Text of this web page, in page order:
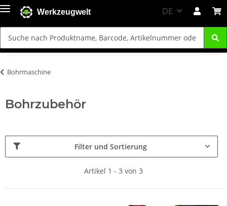
Werkzeugwelt DE
Bohrmaschine
Bohrzubehör
Filter und Sortierung
Artikel 1 - 3 von 3